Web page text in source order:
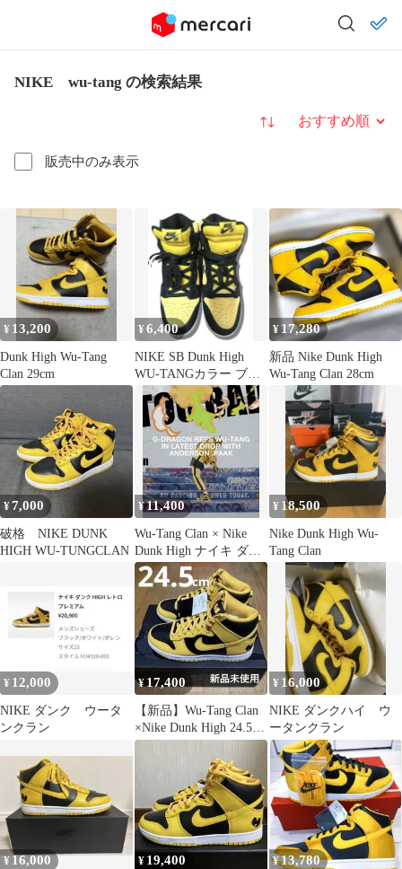
NIKE wu-tang の検索結果
販売中のみ表示
並び替え
¥ 13,200
Dunk High Wu-Tang
Clan 29cm
¥6,400
NIKE SB Dunk High
WU-TANGカラー ブラ
ック イエロー
¥ 17,280
新品 Nike Dunk High
Wu-Tang Clan 28cm
¥7,000
破格 NIKE DUNK
HIGH WU-TUNGCLAN
¥11,400
Wu-Tang Clan × Nike
Dunk High ナイキ ダン
ク
¥ 18,500
Nike Dunk High Wu-
Tang Clan
¥ 12,000
NIKE ダンク ウータ
ンクラン
¥17,400
【新品】Wu-Tang Clan
×Nike Dunk High 24.5c
m
¥ 16,000
NIKE ダンクハイ ウ
ータンクラン
¥16,000 ¥ 19,400 ¥13,780